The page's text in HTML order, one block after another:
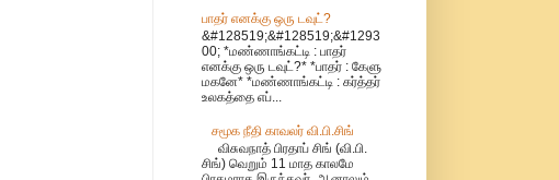
பாதர் எனக்கு ஒரு டவுட்?
&#128519;&#128519;&#1293
00; *மண்ணாங்கட்டி : பாதர்
எனக்கு ஒரு டவுட்?* *பாதர் : கேளு
மகனே* *மண்ணாங்கட்டி : கர்த்தர்
உலகத்தை எப்...
சமூக நீதி காவலர் வி.பி.சிங்
விசுவநாத் பிரதாப் சிங் (வி.பி.
சிங்) வெறும் 11 மாத காலமே